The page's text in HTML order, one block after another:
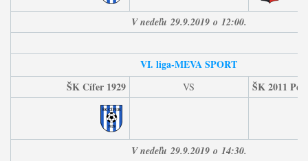
V nedeľu29.9.2019o 12:00.
VI. liga-MEVA SPORT
ŠK Cífer 1929
VS ŠK 2011
V nedeľu29.9.2019o 14:30.